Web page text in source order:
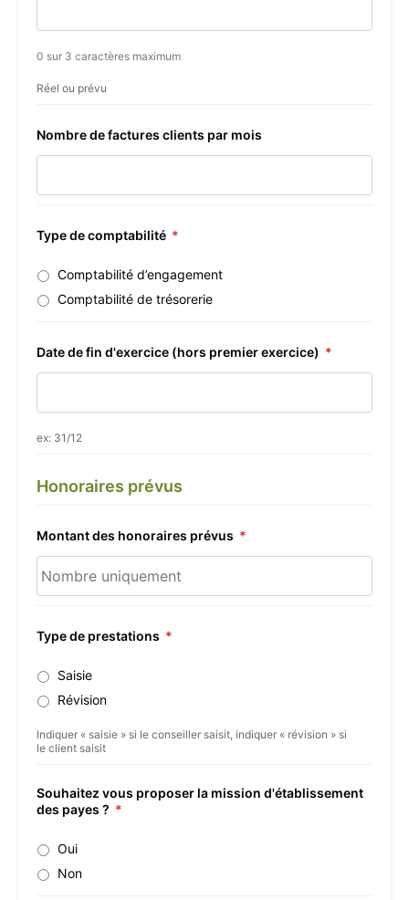
0 sur 3 caractères maximum
Réel ou prévu
Nombre de factures clients par mois
Type de comptabilité *
Comptabilité d’engagement
Comptabilité de trésorerie
Date de fin d'exercice (hors premier exercice) *
ex: 31/12
Honoraires prévus
Montant des honoraires prévus *
Type de prestations *
Saisie
Révision
Indiquer « saisie » si le conseiller saisit, indiquer « révision » si
le client saisit
Souhaitez vous proposer la mission d'établissement
des payes ? *
Oui
Non